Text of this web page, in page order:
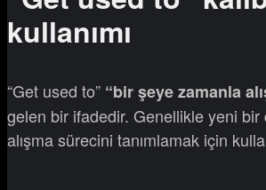
kullanımı
“Get used to” “bir şeye zamanla
gelen bir ifadedir. Genellikle yeni
alışma sürecini tanımlamak için